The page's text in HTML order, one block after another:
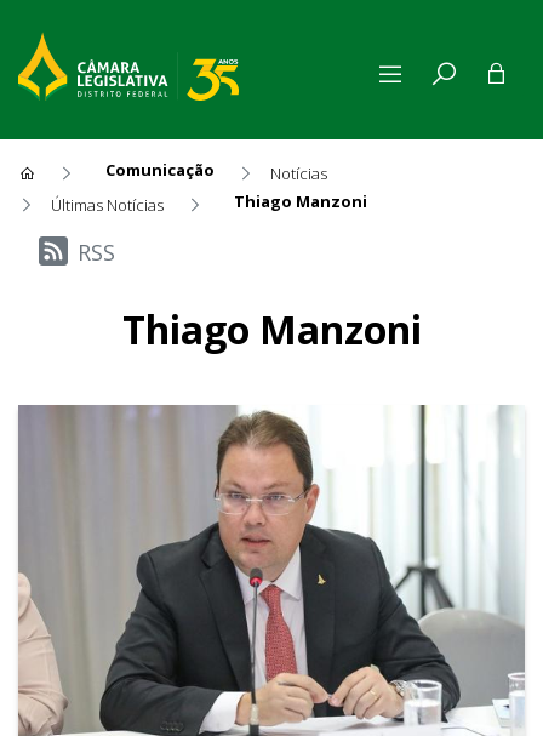
Comunicação
Notícias
Últimas Notícias
Thiago Manzoni
Últimas Notícias
RSS
Thiago Manzoni